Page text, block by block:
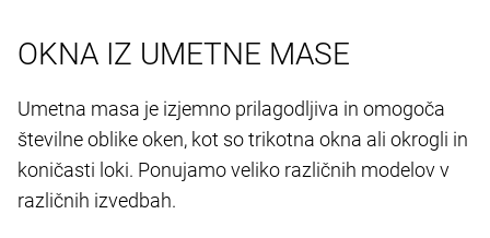
OKNA IZ UMETNE MASE
Umetna masa je izjemno prilagodljiva in omogoča
številne oblike oken, kot so trikotna okna ali okrogli in
koničasti loki. Ponujamo veliko različnih modelov v
različnih izvedbah.